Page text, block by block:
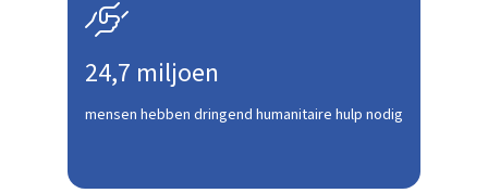

24,7 miljoen
mensen hebben dringend humanitaire hulp nodig